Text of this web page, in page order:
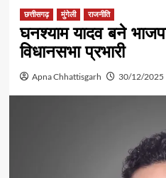
छत्तीसगढ़ मुंगेली राजनीति
घनश्याम यादव बने
विधानसभा प्रभारी
Apna Chhattisgarh 30/12/2025